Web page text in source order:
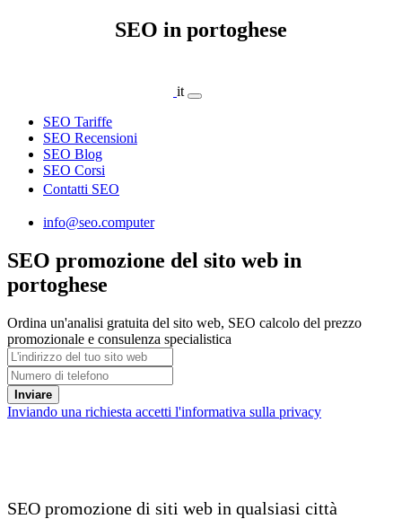
SEO in portoghese
it
SEO Tariffe
SEO Recensioni
SEO Blog
SEO Corsi
Contatti SEO
info@seo.computer
SEO promozione del sito web in
portoghese
Ordina un'analisi gratuita del sito web, SEO calcolo del prezzo
promozionale e consulenza specialistica
Inviare
Inviando una richiesta accetti l'informativa sulla privacy
SEO promozione di siti web in qualsiasi città